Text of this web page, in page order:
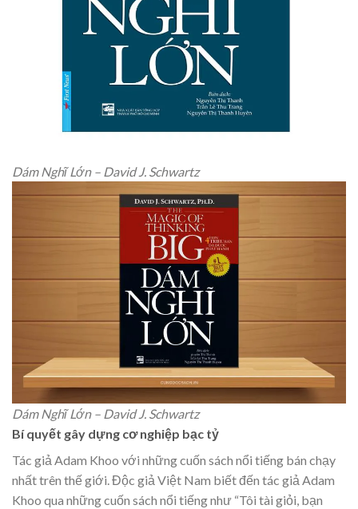
Dám Nghĩ Lớn – David J. Schwartz
Dám Nghĩ Lớn – David J. Schwartz
Bí quyết gây dựng cơ nghiệp bạc tỷ
Tác giả Adam Khoo với những cuốn sách nổi tiếng bán chạy
nhất trên thế giới. Độc giả Việt Nam biết đến tác giả Adam
Khoo qua những cuốn sách nổi tiếng như “Tôi tài giỏi, bạn